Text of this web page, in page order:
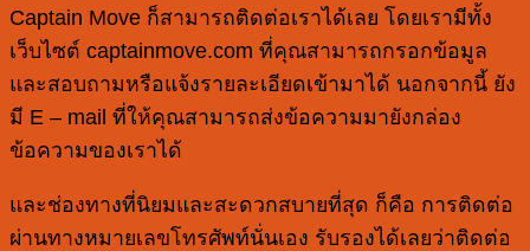
Captain Move ก็สามารถติดต่อเราได้เลย โดยเรามีทั้ง
เว็บไซต์ captainmove.com ที่คุณสามารถกรอกข้อมูล
และสอบถามหรือแจ้งรายละเอียดเข้ามาได้ นอกจากนี้ ยัง
มี E – mail ที่ให้คุณสามารถส่งข้อความมายังกล่อง
ข้อความของเราได้
และช่องทางที่นิยมและสะดวกสบายที่สุด ก็คือ การติดต่อ
ผ่านทางหมายเลขโทรศัพท์นั่นเอง รับรองได้เลยว่าติดต่อ